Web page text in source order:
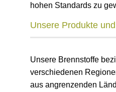
hohen Standards zu
Unsere Produkte
Unsere Brennstoffe
verschiedenen
aus angrenzenden